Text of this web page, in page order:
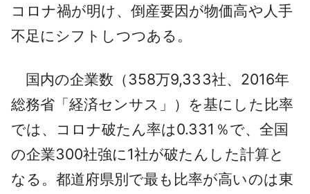
English
コロナ禍が明け、倒産要因が物価高や人手
不足にシフトしつつある。
国内の企業数（358万9,333社、2016年
総務省「経済センサス」）を基にした比率
では、コロナ破たん率は0.331％で、全国
の企業300社強に1社が破たんした計算と
なる。都道府県別で最も比率が高いのは東